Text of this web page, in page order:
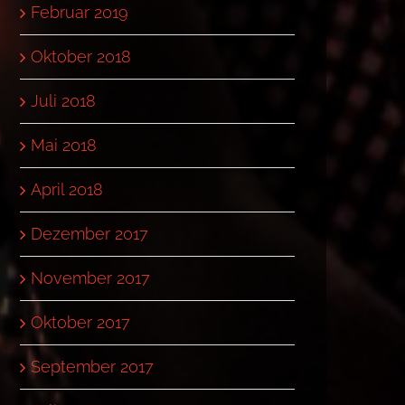
Februar 2019
Oktober 2018
Juli 2018
Mai 2018
April 2018
Dezember 2017
November 2017
Oktober 2017
September 2017